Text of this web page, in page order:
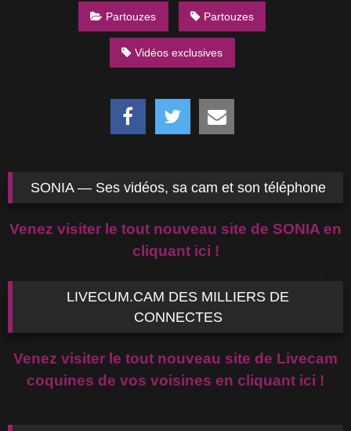
Partouzes Partouzes
Vidéos exclusives
SONIA — Ses vidéos, sa cam et son téléphone
Venez visiter le tout nouveau site de SONIA en
cliquant ici !
LIVECUM.CAM DES MILLIERS DE
CONNECTES
Venez visiter le tout nouveau site de Livecam
coquines de vos voisines en cliquant ici !